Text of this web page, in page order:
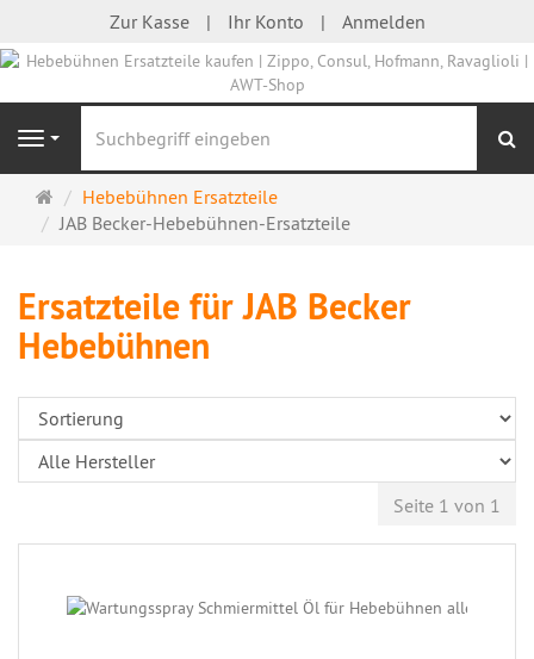
Zur Kasse Ihr Konto Anmelden
Navigation
Startseite
Hebebühnen Ersatzteile
JAB Becker-Hebebühnen-Ersatzteile
Ersatzteile für JAB Becker
Hebebühnen
Seite 1 von 1